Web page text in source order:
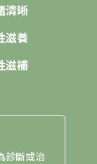
清晰
滋養
滋補
診斷或治